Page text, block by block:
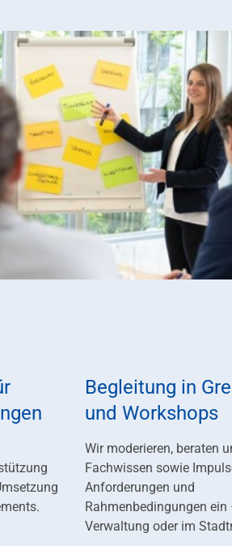
Begleitung in
und Workshops
Wir moderieren, beraten
Fachwissen sowie
Anforderungen und
Rahmenbedingungen ein
Verwaltung oder im